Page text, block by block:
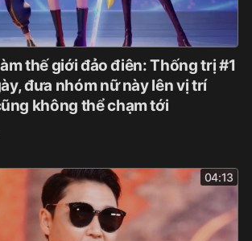
thế giới đảo điên: Thống trị #1
đưa nhóm nữ này lên vị trí
không thể chạm tới
04:13